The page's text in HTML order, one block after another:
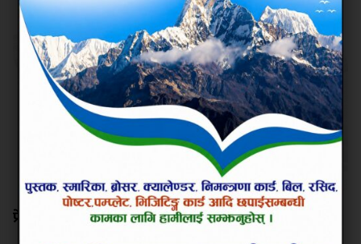
प्रेस स्वतन्त्रता नियन्त्रित गर्ने काम नगर